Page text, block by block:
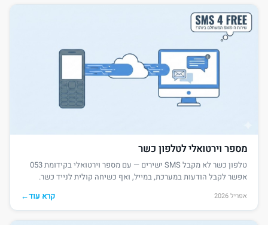
מספר וירטואלי לטלפון כשר
טלפון כשר לא מקבל SMS ישירים — עם מספר וירטואלי בקידומת 053
אפשר לקבל הודעות במערכת, במייל, ואף כשיחה קולית לנייד כשר.
אפריל 2026 קרא עוד←